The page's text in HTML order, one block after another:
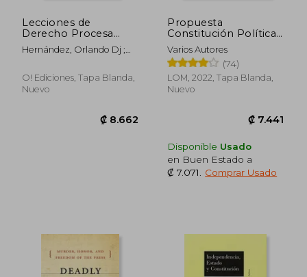
Lecciones de
Derecho Procesa
Constitucional:
Procesos judiciales de
constitucional
Hernández, Orlando Dj ;
Antonio J.
O! Ediciones, Tapa Blanda,
Nuevo
Propuesta
Constitución Política
de la República de
Chile 2022
Varios Autores
(74)
LOM, 2022, Tapa Blanda,
Nuevo
Disponible Usado
en Buen Estado a
₡ 7.071
Comprar Usado